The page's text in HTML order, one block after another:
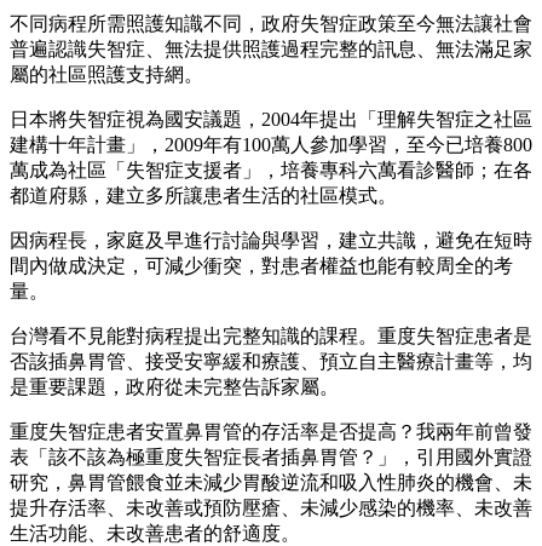
不同病程所需照護知識不同，政府失智症政策至今無法讓社會
普遍認識失智症、無法提供照護過程完整的訊息、無法滿足家
屬的社區照護支持網。
日本將失智症視為國安議題，2004年提出「理解失智症之社區
建構十年計畫」，2009年有100萬人參加學習，至今已培養800
萬成為社區「失智症支援者」，培養專科六萬看診醫師；在各
都道府縣，建立多所讓患者生活的社區模式。
因病程長，家庭及早進行討論與學習，建立共識，避免在短時
間內做成決定，可減少衝突，對患者權益也能有較周全的考
量。
台灣看不見能對病程提出完整知識的課程。重度失智症患者是
否該插鼻胃管、接受安寧緩和療護、預立自主醫療計畫等，均
是重要課題，政府從未完整告訴家屬。
重度失智症患者安置鼻胃管的存活率是否提高？我兩年前曾發
表「該不該為極重度失智症長者插鼻胃管？」，引用國外實證
研究，鼻胃管餵食並未減少胃酸逆流和吸入性肺炎的機會、未
提升存活率、未改善或預防壓瘡、未減少感染的機率、未改善
生活功能、未改善患者的舒適度。